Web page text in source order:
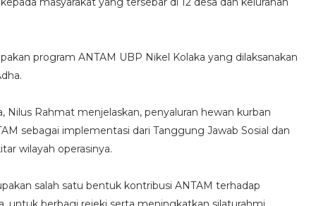
program ANTAM UBP Nikel Kolaka yang dilaksanakan
Nilus Rahmat menjelaskan, penyaluran hewan kurban
sebagai implementasi dari Tanggung Jawab Sosial dan
wilayah operasinya.
salah satu bentuk kontribusi ANTAM terhadap